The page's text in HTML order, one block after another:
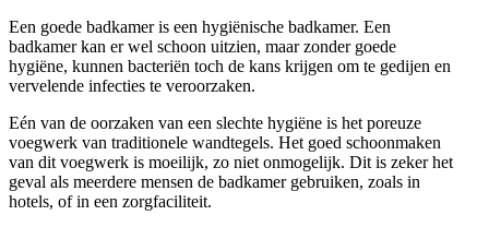
Een goede badkamer is een hygiënische badkamer. Een
badkamer kan er wel schoon uitzien, maar zonder goede
hygiëne, kunnen bacteriën toch de kans krijgen om te gedijen en
vervelende infecties te veroorzaken.
Eén van de oorzaken van een slechte hygiëne is het poreuze
voegwerk van traditionele wandtegels. Het goed schoonmaken
van dit voegwerk is moeilijk, zo niet onmogelijk. Dit is zeker het
geval als meerdere mensen de badkamer gebruiken, zoals in
hotels, of in een zorgfaciliteit.